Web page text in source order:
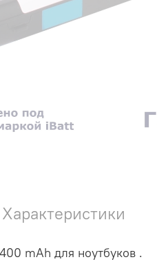
Характеристики
mAh для ноутбуков .